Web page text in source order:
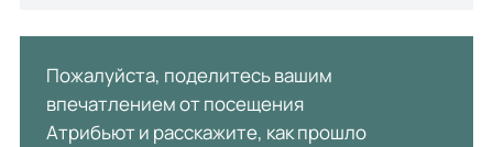
Пожалуйста, поделитесь вашим
впечатлением от посещения
Атрибьют и расскажите, как прошло